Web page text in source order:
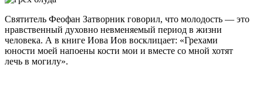
Святитель Феофан Затворник говорил, что молодость — это
нравственный духовно невменяемый период в жизни
человека. А в книге Иова Иов восклицает: «Грехами
юности моей напоены кости мои и вместе со мной хотят
лечь в могилу».